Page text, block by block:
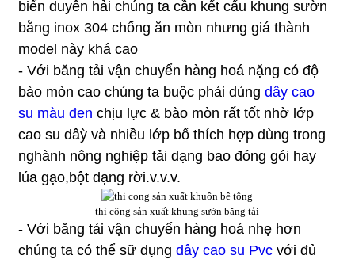
biển duyên hải chúng ta cần kết cấu khung sườn
bằng inox 304 chống ăn mòn nhưng giá thành
model này khá cao
- Với băng tải vận chuyển hàng hoá nặng có độ
bào mòn cao chúng ta buộc phải dủng dây cao
su màu đen chịu lực & bào mòn rất tốt nhờ lớp
cao su dâỳ và nhiều lớp bố thích hợp dùng trong
nghành nông nghiệp tải dạng bao đóng gói hay
lúa gạo,bột dạng rời.v.v.v.
thi công sản xuất khung sườn băng tải
- Với băng tải vận chuyển hàng hoá nhẹ hơn
chúng ta có thể sữ dụng dây cao su Pvcvới đủ